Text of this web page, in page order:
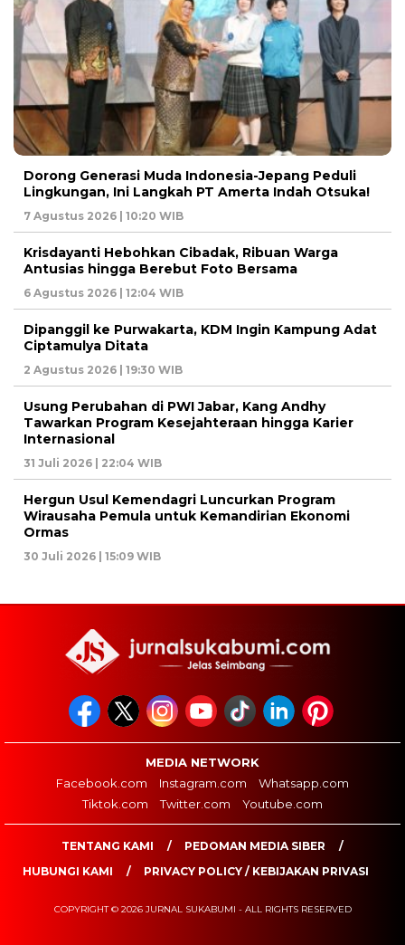
Dorong Generasi Muda Indonesia-Jepang Peduli
Lingkungan, Ini Langkah PT Amerta Indah Otsuka!
7 Agustus 2026 | 10:20 WIB
Krisdayanti Hebohkan Cibadak, Ribuan Warga
Antusias hingga Berebut Foto Bersama
6 Agustus 2026 | 12:04 WIB
Dipanggil ke Purwakarta, KDM Ingin Kampung Adat
Ciptamulya Ditata
2 Agustus 2026 | 19:30 WIB
Usung Perubahan di PWI Jabar, Kang Andhy
Tawarkan Program Kesejahteraan hingga Karier
Internasional
31 Juli 2026 | 22:04 WIB
Hergun Usul Kemendagri Luncurkan Program
Wirausaha Pemula untuk Kemandirian Ekonomi
Ormas
30 Juli 2026 | 15:09 WIB
MEDIA NETWORK
Facebook.com
Instagram.com
Whatsapp.com
Tiktok.com
Twitter.com Youtube.com
TENTANG KAMI
PEDOMAN MEDIA SIBER
HUBUNGI KAMI
PRIVACY POLICY / KEBIJAKAN PRIVASI
COPYRIGHT © 2026 JURNAL SUKABUMI - ALL RIGHTS RESERVED